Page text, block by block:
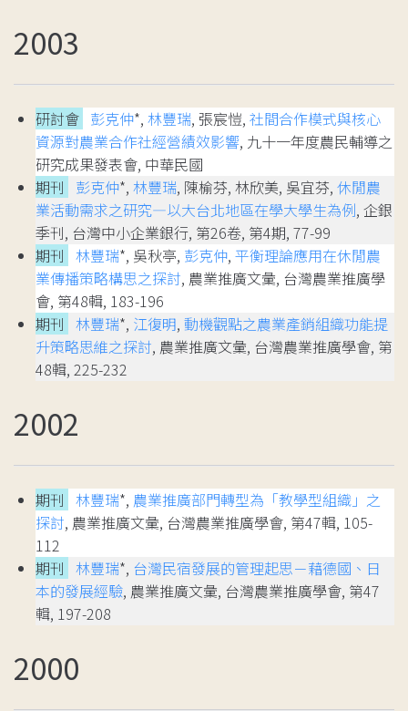
2003
研討會 彭克仲*, 林豐瑞, 張宸愷, 社間合作模式與核心
資源對農業合作社經營績效影響, 九十一年度農民輔導之
研究成果發表會, 中華民國
期刊
彭克仲*, 林豐瑞, 陳榆芬, 林欣美, 吳宜芬, 休閒農
業活動需求之研究—以大台北地區在學大學生為例, 企銀
季刊, 台灣中小企業銀行, 第26卷, 第4期, 77-99
期刊 林豐瑞*, 吳秋亭, 彭克仲, 平衡理論應用在休閒農
業傳播策略構思之探討, 農業推廣文彙, 台灣農業推廣學
會, 第48輯, 183-196
期刊 林豐瑞*, 江復明, 動機觀點之農業產銷組織功能提
升策略思維之探討, 農業推廣文彙, 台灣農業推廣學會, 第
48輯, 225-232
2002
期刊 林豐瑞*, 農業推廣部門轉型為「教學型組織」之
探討, 農業推廣文彙, 台灣農業推廣學會, 第47輯, 105-
112
期刊 林豐瑞*, 台灣民宿發展的管理起思－藉德國、日
本的發展經驗, 農業推廣文彙, 台灣農業推廣學會, 第47
輯, 197-208
2000